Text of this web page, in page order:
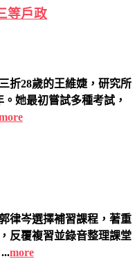
等戶政
折28歲的王維婕，研究所
她最初嘗試多種考試，
律岑選擇補習課程，著重
反覆複習並錄音整理課堂
more